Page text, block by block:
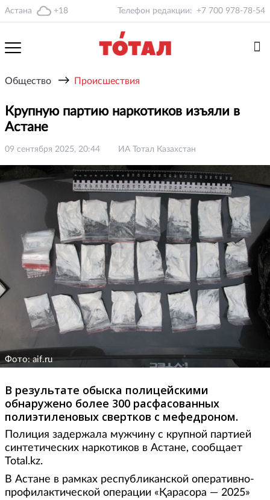
Астана +18 Телефон редакции: +7 700 978-78-54
Общество → Происшествия
Крупную партию наркотиков изъяли в
Астане
09 сентября 2025, 20:44 ИА Тотал Казахстан
Фото: aif.ru
В результате обыска полицейскими
обнаружено более 300 расфасованных
полиэтиленовых свертков с мефедроном.
Полиция задержала мужчину с крупной партией
синтетических наркотиков в Астане, сообщает
Total.kz.
В Астане в рамках республиканской оперативно-
профилактической операции «Қарасора — 2025»